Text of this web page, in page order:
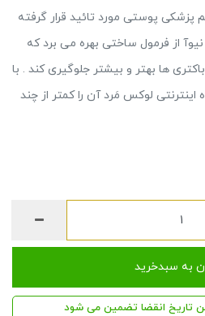
پزشکی پوستی مورد تائید قرار گرفته
از فرمول ساختی بهره می برد که
ها بهتر و بیشتر جلوگیری کند . با
لوکس مَرد آن را کمتر از چند
به سبدخرید
تاریخ انقضا تضمین می شود